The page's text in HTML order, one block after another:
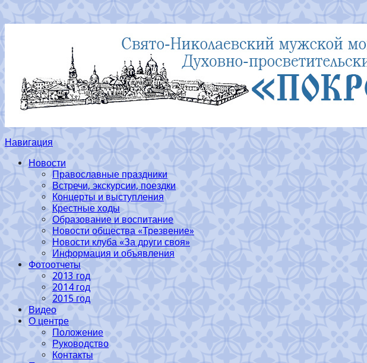
Навигация
Новости
Православные праздники
Встречи, экскурсии, поездки
Концерты и выступления
Крестные ходы
Образование и воспитание
Новости общества «Трезвение»
Новости клуба «За други своя»
Информация и объявления
Фотоотчеты
2013 год
2014 год
2015 год
Видео
О центре
Положение
Руководство
Контакты